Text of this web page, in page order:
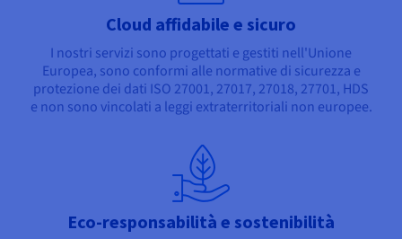
Cloud affidabile e sicuro
I nostri servizi sono progettati e gestiti nell'Unione
Europea, sono conformi alle normative di sicurezza e
protezione dei dati ISO 27001, 27017, 27018, 27701, HDS
e non sono vincolati a leggi extraterritoriali non europee.
Eco-responsabilità e sostenibilità